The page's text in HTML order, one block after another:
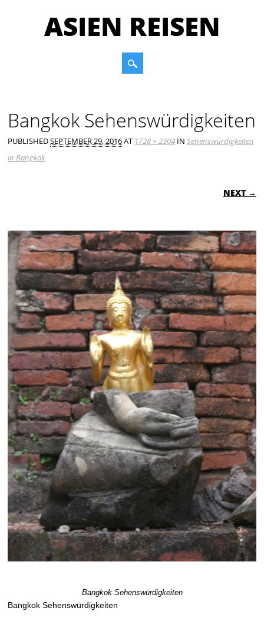
ASIEN REISEN
Bangkok Sehenswürdigkeiten
PUBLISHEDSEPTEMBER 29, 2016AT 1728 × 2304 INSehenswürdigkeiten
in Bangkok
NEXT →
Bangkok Sehenswürdigkeiten
Bangkok Sehenswürdigkeiten